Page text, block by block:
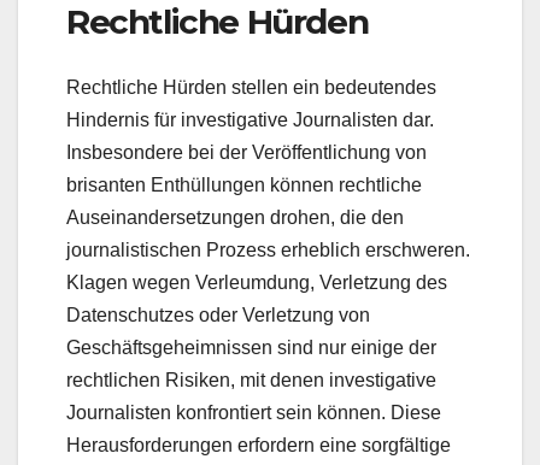
Rechtliche Hürden
Rechtliche Hürden stellen ein bedeutendes
Hindernis für investigative Journalisten dar.
Insbesondere bei der Veröffentlichung von
brisanten Enthüllungen können rechtliche
Auseinandersetzungen drohen, die den
journalistischen Prozess erheblich erschweren.
Klagen wegen Verleumdung, Verletzung des
Datenschutzes oder Verletzung von
Geschäftsgeheimnissen sind nur einige der
rechtlichen Risiken, mit denen investigative
Journalisten konfrontiert sein können. Diese
Herausforderungen erfordern eine sorgfältige